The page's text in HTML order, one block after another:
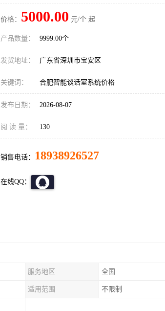
价格： 5000.00 元/个 起
产品数量： 9999.00个
发货地址： 广东省深圳市宝安区
关键词： 合肥智能谈话室系统价格
发布日期： 2026-08-07
阅 读 量： 130
销售电话： 18938926527
在线QQ：
服务地区 全国
适用范围 不限制